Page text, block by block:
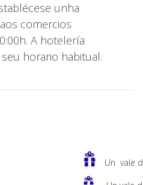
unha
comercios
A hotelería
horario habitual.
Un vale